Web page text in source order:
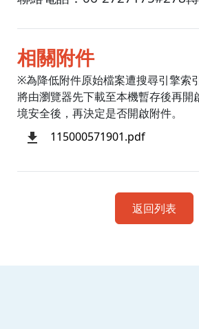
相關附件
※為降低附件原始檔案遭搜尋引擎索
將由瀏覽器先下載至本機暫存後再開
境安全後，再決定是否開啟附件。
115000571901.pdf
返回列表